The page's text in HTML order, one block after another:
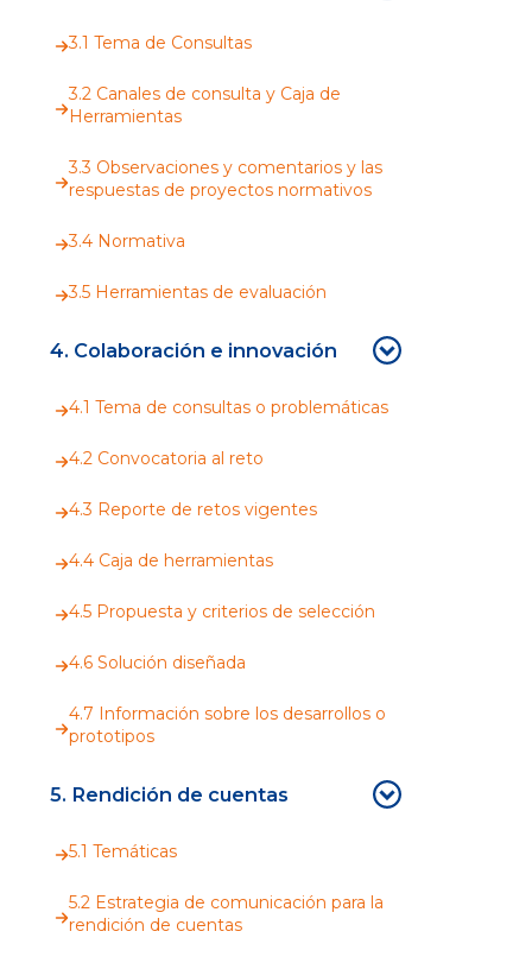
3.1 Tema de Consultas
3.2 Canales de consulta y Caja de
Herramientas
3.3 Observaciones y comentarios y las
respuestas de proyectos normativos
3.4 Normativa
3.5 Herramientas de evaluación
4. Colaboración e innovación
4.1 Tema de consultas o problemáticas
4.2 Convocatoria al reto
4.3 Reporte de retos vigentes
4.4 Caja de herramientas
4.5 Propuesta y criterios de selección
4.6 Solución diseñada
4.7 Información sobre los desarrollos o
prototipos
5. Rendición de cuentas
5.1 Temáticas
5.2 Estrategia de comunicación para la
rendición de cuentas